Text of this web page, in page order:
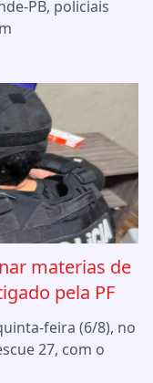
PB, policiais
materias de
pela PF
feira (6/8), no
27, com o